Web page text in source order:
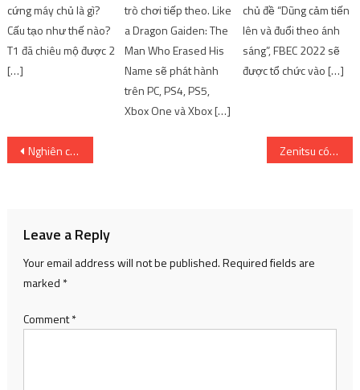
cứng máy chủ là gì?
Cấu tạo như thế nào?
T1 đã chiêu mộ được 2
[…]
trò chơi tiếp theo. Like
a Dragon Gaiden: The
Man Who Erased His
Name sẽ phát hành
trên PC, PS4, PS5,
Xbox One và Xbox […]
chủ đề “Dũng cảm tiến
lên và đuổi theo ánh
sáng”, FBEC 2022 sẽ
được tổ chức vào […]
Post
Nghiên cứu tiết lộ 10 tựa game sắp ra mắt ‘thú vị nhất’ | SharingFunVN – Game offline / Game PC Zenitsu có trở thành Hashira không?
Leave a Reply
Your email address will not be published.Required fields are
marked *
Comment*